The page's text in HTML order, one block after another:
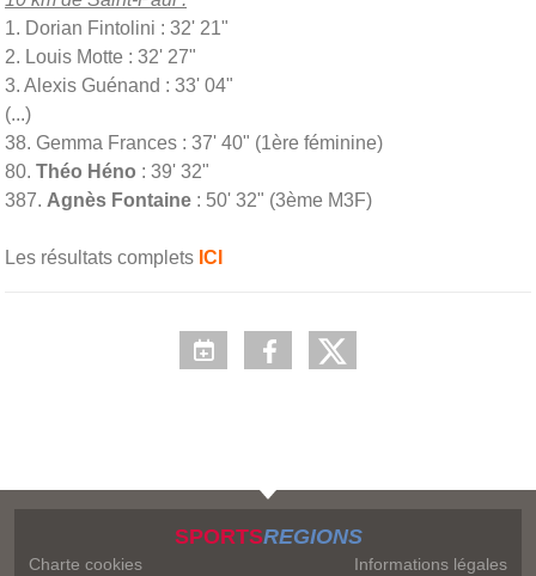
1. Dorian Fintolini : 32' 21"
2. Louis Motte : 32' 27"
3. Alexis Guénand : 33' 04"
(...)
38. Gemma Frances : 37' 40" (1ère féminine)
80. Théo Héno : 39' 32"
387. Agnès Fontaine : 50' 32" (3ème M3F)
Les résultats complets ICI
SPORTSREGIONS
Charte cookies Informations légales